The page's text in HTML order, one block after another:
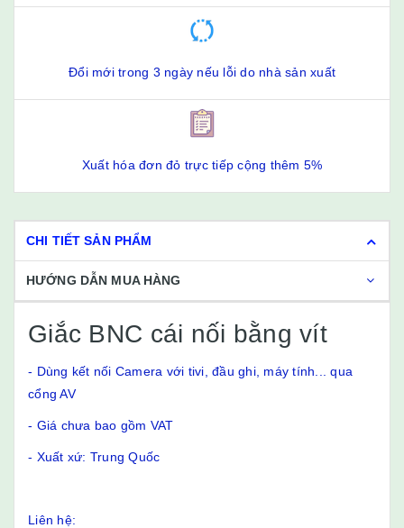
Đổi mới trong 3 ngày nếu lỗi do nhà sản xuất
Xuất hóa đơn đỏ trực tiếp cộng thêm 5%
CHI TIẾT SẢN PHẨM
HƯỚNG DẪN MUA HÀNG
Giắc BNC cái nối bằng vít
- Dùng kết nối Camera với tivi, đầu ghi, máy tính... qua
cổng AV
- Giá chưa bao gồm VAT
- Xuất xứ: Trung Quốc
Liên hệ: